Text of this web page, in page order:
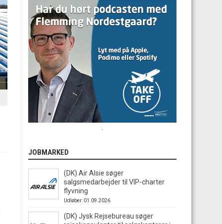
JOBMARKED
(DK) Air Alsie søger
salgsmedarbejder til VIP-charter
flyvning
Udløber: 01.09.2026
(DK) Jysk Rejsebureau søger